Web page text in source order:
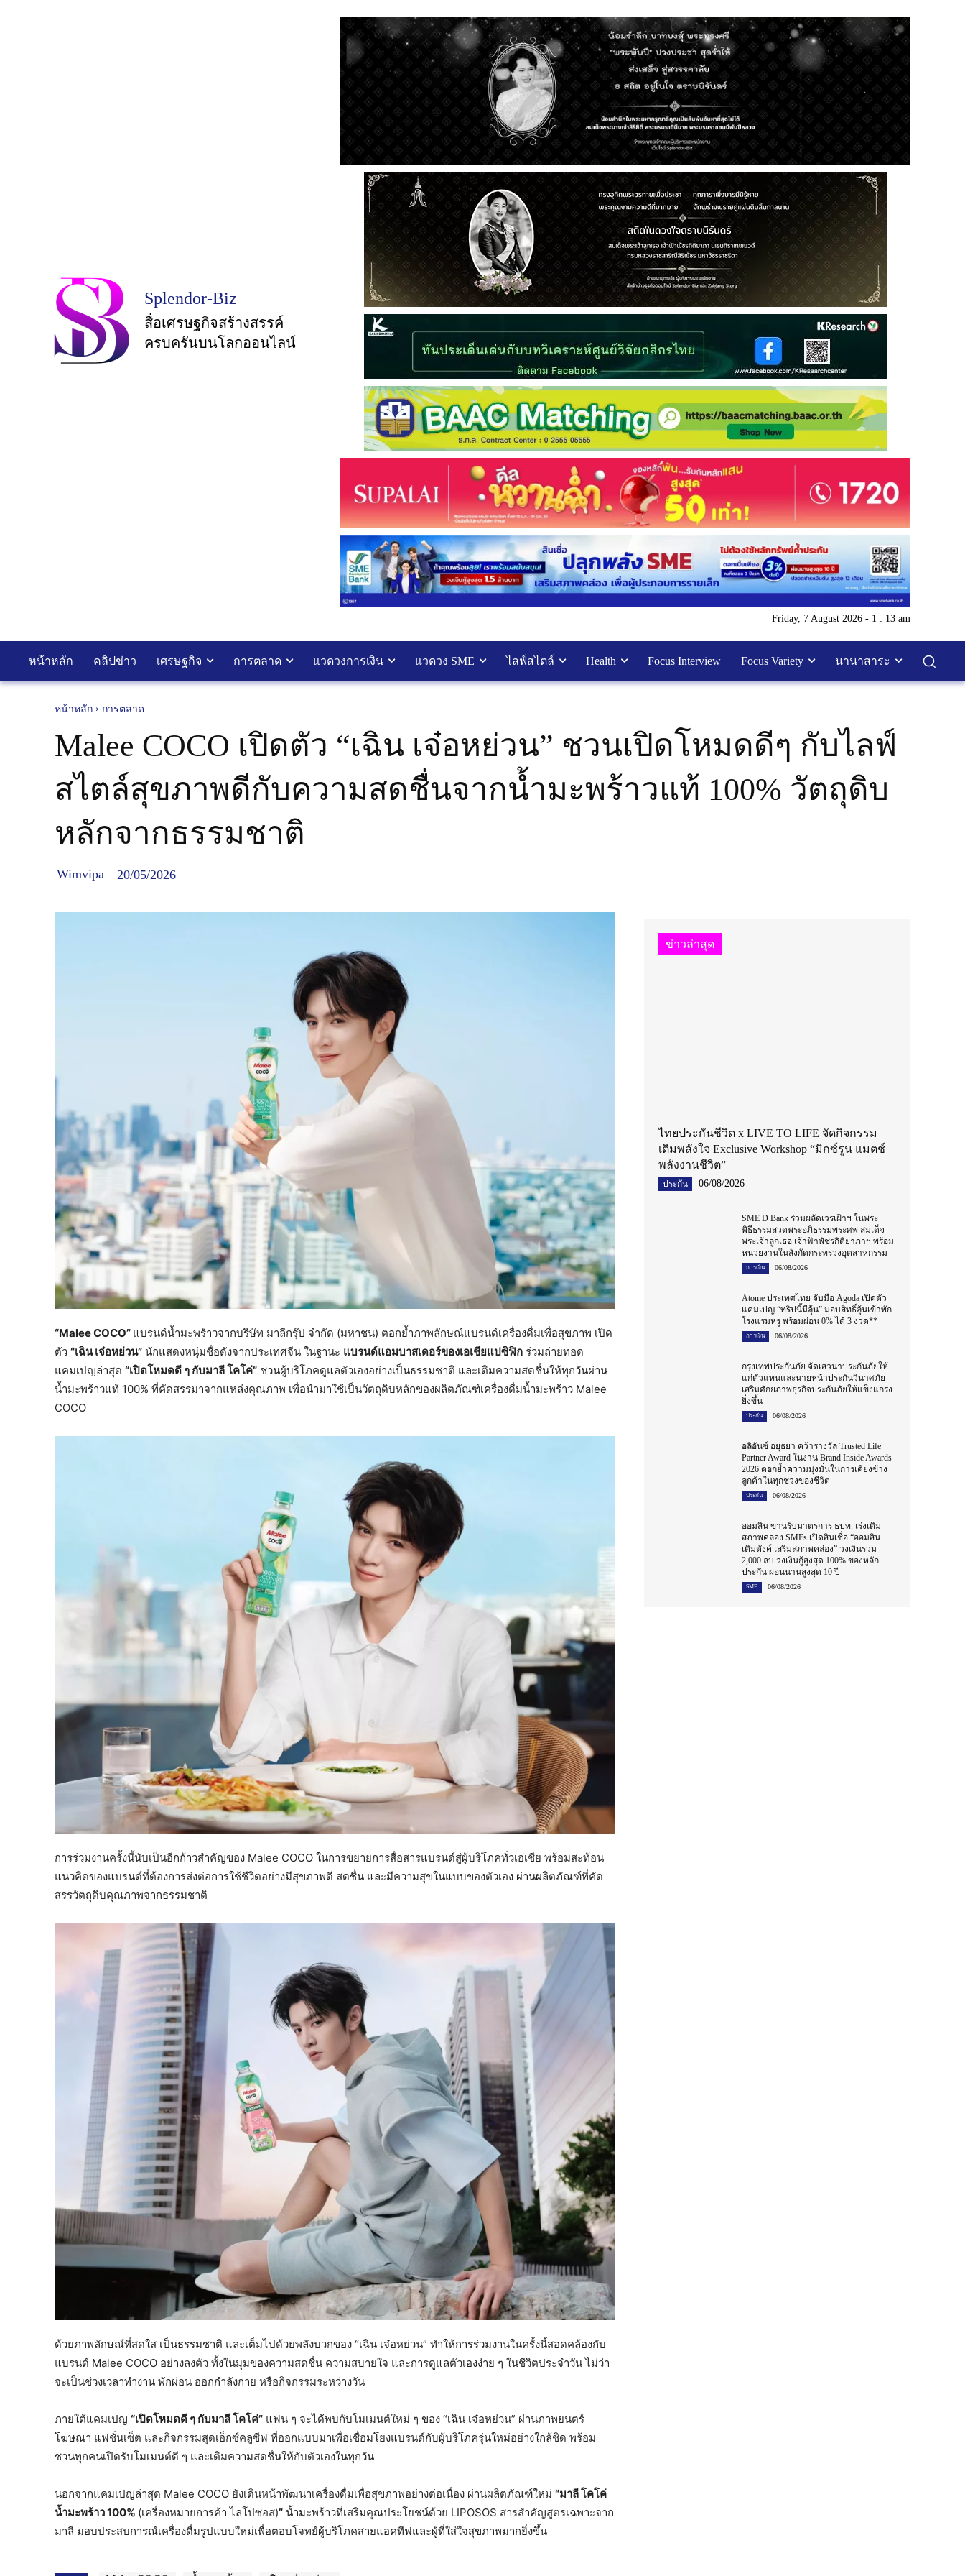
Splendor-Biz
สื่อเศรษฐกิจสร้างสรรค์
ครบครันบนโลกออนไลน์
Friday, 7 August 2026 - 1 : 13 am
หน้าหลัก คลิปข่าว เศรษฐกิจ การตลาด แวดวงการเงิน แวดวง SME ไลฟ์สไตล์ Health Focus Interview Focus Variety นานาสาระ
หน้าหลัก การตลาด
Malee COCO เปิดตัว “เฉิน เจ๋อหย่วน” ชวนเปิดโหมดดีๆ กับไลฟ์
สไตล์สุขภาพดีกับความสดชื่นจากน้ำมะพร้าวแท้ 100% วัตถุดิบ
หลักจากธรรมชาติ
Wimvipa 20/05/2026
“Malee COCO” แบรนด์น้ำมะพร้าวจากบริษัท มาลีกรุ๊ป จำกัด (มหาชน) ตอกย้ำภาพลักษณ์แบรนด์เครื่องดื่มเพื่อสุขภาพ เปิด
ตัว “เฉิน เจ๋อหย่วน” นักแสดงหนุ่มชื่อดังจากประเทศจีน ในฐานะ แบรนด์แอมบาสเดอร์ของเอเชียแปซิฟิก ร่วมถ่ายทอด
แคมเปญล่าสุด “เปิดโหมดดี ๆ กับมาลี โคโค่” ชวนผู้บริโภคดูแลตัวเองอย่างเป็นธรรมชาติ และเติมความสดชื่นให้ทุกวันผ่าน
น้ำมะพร้าวแท้ 100% ที่คัดสรรมาจากแหล่งคุณภาพ เพื่อนำมาใช้เป็นวัตถุดิบหลักของผลิตภัณฑ์เครื่องดื่มน้ำมะพร้าว Malee
COCO
การร่วมงานครั้งนี้นับเป็นอีกก้าวสำคัญของ Malee COCO ในการขยายการสื่อสารแบรนด์สู่ผู้บริโภคทั่วเอเชีย พร้อมสะท้อน
แนวคิดของแบรนด์ที่ต้องการส่งต่อการใช้ชีวิตอย่างมีสุขภาพดี สดชื่น และมีความสุขในแบบของตัวเอง ผ่านผลิตภัณฑ์ที่คัด
สรรวัตถุดิบคุณภาพจากธรรมชาติ
ด้วยภาพลักษณ์ที่สดใส เป็นธรรมชาติ และเต็มไปด้วยพลังบวกของ “เฉิน เจ๋อหย่วน” ทำให้การร่วมงานในครั้งนี้สอดคล้องกับ
แบรนด์ Malee COCO อย่างลงตัว ทั้งในมุมของความสดชื่น ความสบายใจ และการดูแลตัวเองง่าย ๆ ในชีวิตประจำวัน ไม่ว่า
จะเป็นช่วงเวลาทำงาน พักผ่อน ออกกำลังกาย หรือกิจกรรมระหว่างวัน
ภายใต้แคมเปญ “เปิดโหมดดี ๆ กับมาลี โคโค่” แฟน ๆ จะได้พบกับโมเมนต์ใหม่ ๆ ของ “เฉิน เจ๋อหย่วน” ผ่านภาพยนตร์
โฆษณา แฟชั่นเซ็ต และกิจกรรมสุดเอ็กซ์คลูซีฟ ที่ออกแบบมาเพื่อเชื่อมโยงแบรนด์กับผู้บริโภครุ่นใหม่อย่างใกล้ชิด พร้อม
ชวนทุกคนเปิดรับโมเมนต์ดี ๆ และเติมความสดชื่นให้กับตัวเองในทุกวัน
นอกจากแคมเปญล่าสุด Malee COCO ยังเดินหน้าพัฒนาเครื่องดื่มเพื่อสุขภาพอย่างต่อเนื่อง ผ่านผลิตภัณฑ์ใหม่ “มาลี โคโค่
น้ำมะพร้าว 100% (เครื่องหมายการค้า ไลโปซอส)” น้ำมะพร้าวที่เสริมคุณประโยชน์ด้วย LIPOSOS สารสำคัญสูตรเฉพาะจาก
มาลี มอบประสบการณ์เครื่องดื่มรูปแบบใหม่เพื่อตอบโจทย์ผู้บริโภคสายแอคทีฟและผู้ที่ใส่ใจสุขภาพมากยิ่งขึ้น
ข่าวล่าสุด
ไทยประกันชีวิต x LIVE TO LIFE จัดกิจกรรม
เติมพลังใจ Exclusive Workshop “มิกซ์รูน แมตช์
พลังงานชีวิต”
ประกัน 06/08/2026
SME D Bank ร่วมผลัดเวรเฝ้าฯ ในพระ
พิธีธรรมสวดพระอภิธรรมพระศพ สมเด็จ
พระเจ้าลูกเธอ เจ้าฟ้าพัชรกิติยาภาฯ พร้อม
หน่วยงานในสังกัดกระทรวงอุตสาหกรรม
การเงิน 06/08/2026
Atome ประเทศไทย จับมือ Agoda เปิดตัว
แคมเปญ “ทริปนี้มีลุ้น” มอบสิทธิ์ลุ้นเข้าพัก
โรงแรมหรู พร้อมผ่อน 0% ได้ 3 งวด**
การเงิน 06/08/2026
กรุงเทพประกันภัย จัดเสวนาประกันภัยให้
แก่ตัวแทนและนายหน้าประกันวินาศภัย
เสริมศักยภาพธุรกิจประกันภัยให้แข็งแกร่ง
ยิ่งขึ้น
ประกัน 06/08/2026
อลิอันซ์ อยุธยา คว้ารางวัล Trusted Life
Partner Award ในงาน Brand Inside Awards
2026 ตอกย้ำความมุ่งมั่นในการเคียงข้าง
ลูกค้าในทุกช่วงของชีวิต
ประกัน 06/08/2026
ออมสิน ขานรับมาตรการ ธปท. เร่งเติม
สภาพคล่อง SMEs เปิดสินเชื่อ “ออมสิน
เติมตังค์ เสริมสภาพคล่อง” วงเงินรวม
2,000 ลบ.วงเงินกู้สูงสุด 100% ของหลัก
ประกัน ผ่อนนานสูงสุด 10 ปี
SME 06/08/2026